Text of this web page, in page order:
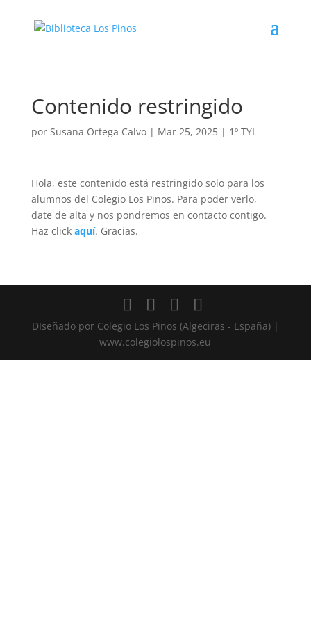
Contenido restringido
por Susana Ortega Calvo| Mar 25, 2025| 1º TYL
Hola, este contenido está restringido solo para los
alumnos del Colegio Los Pinos. Para poder verlo,
date de alta y nos pondremos en contacto contigo.
Haz click aquí. Gracias.
DIseñado por Colegio Los Pinos (Algeciras - España) |
www.colegiolospinos.eu